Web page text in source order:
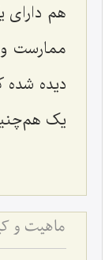
هم
ممارست
دیده شده
یک